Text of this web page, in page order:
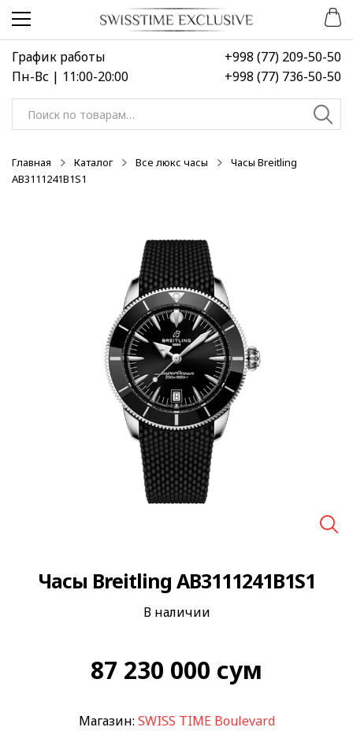
Перейти
навигации
Перейти
содержимому
График работы
Пн-Вс | 11:00-20:00
+998 (77) 209-50-50
+998 (77) 736-50-50
Искать:
Главная Каталог Все люкс часы
Часы Breitling
AB3111241B1S1
Часы Breitling AB3111241B1S1
В наличии
87 230 000 сум
Магазин: SWISS TIME Boulevard
НОВИНКА